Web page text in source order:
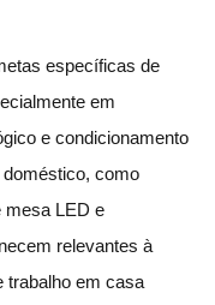
específicas de
em
e condicionamento
como
mesa LED e
relevantes à
trabalho em casa